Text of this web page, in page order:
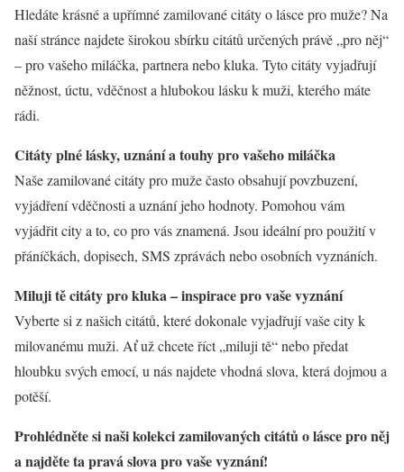
Hledáte krásné a upřímné zamilované citáty o lásce pro muže? Na
naší stránce najdete širokou sbírku citátů určených právě „pro něj“
– pro vašeho miláčka, partnera nebo kluka. Tyto citáty vyjadřují
něžnost, úctu, vděčnost a hlubokou lásku k muži, kterého máte
rádi.
Citáty plné lásky, uznání a touhy pro vašeho miláčka
Naše zamilované citáty pro muže často obsahují povzbuzení,
vyjádření vděčnosti a uznání jeho hodnoty. Pomohou vám
vyjádřit city a to, co pro vás znamená. Jsou ideální pro použití v
přáníčkách, dopisech, SMS zprávách nebo osobních vyznáních.
Miluji tě citáty pro kluka – inspirace pro vaše vyznání
Vyberte si z našich citátů, které dokonale vyjadřují vaše city k
milovanému muži. Ať už chcete říct „miluji tě“ nebo předat
hloubku svých emocí, u nás najdete vhodná slova, která dojmou a
potěší.
Prohlédněte si naši kolekci zamilovaných citátů o lásce pro něj
a najděte ta pravá slova pro vaše vyznání!